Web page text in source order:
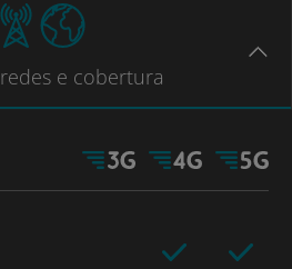
redes e cobertura